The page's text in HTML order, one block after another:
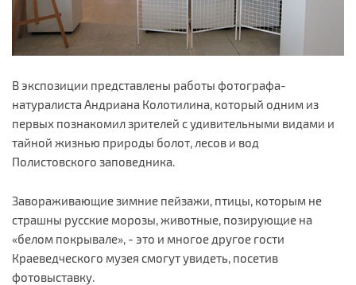
В экспозиции представлены работы фотографа-
натуралиста Андриана Колотилина, который одним из
первых познакомил зрителей с удивительными видами и
тайной жизнью природы болот, лесов и вод
Полистовского заповедника.
Завораживающие зимние пейзажи, птицы, которым не
страшны русские морозы, животные, позирующие на
«белом покрывале», - это и многое другое гости
Краеведческого музея смогут увидеть, посетив
фотовыставку.